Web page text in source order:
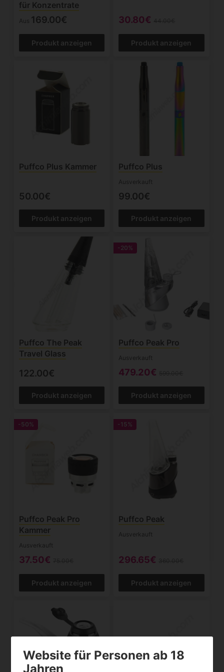
für Konzentrate
Aus 169.00€
Produkt anzeigen
30.80€
Produkt anzeigen
Puffco Plus Kammer
50.00€
Produkt anzeigen
Puffco Plus
Ausverkauft
99.00€
Produkt anzeigen
Puffco The Peak
Travel Glass
122.00€
Produkt anzeigen
-20%
Puffco Peak Pro
Ausverkauft
479.20€
Produkt anzeigen
-50%
Puffco Peak Pro
Kammer
Ausverkauft
37.50€
Produkt anzeigen
-15%
Puffco Peak
Ausverkauft
296.65€
Produkt anzeigen
Website für Personen ab 18
Jahren